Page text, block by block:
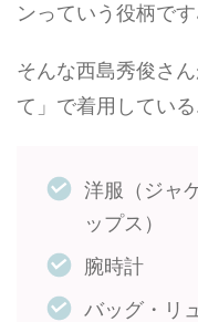
ンっていう役柄で
そんな西島秀俊さ
て」で着用してい
洋服（ジャ
ップス）
腕時計
バッグ・リ